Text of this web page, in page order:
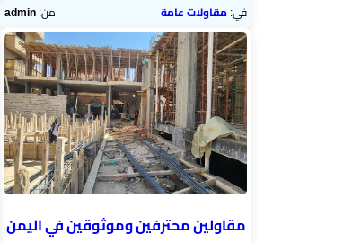
في:مقاولات عامة من:admin
مقاولين محترفين وموثوقين في اليمن